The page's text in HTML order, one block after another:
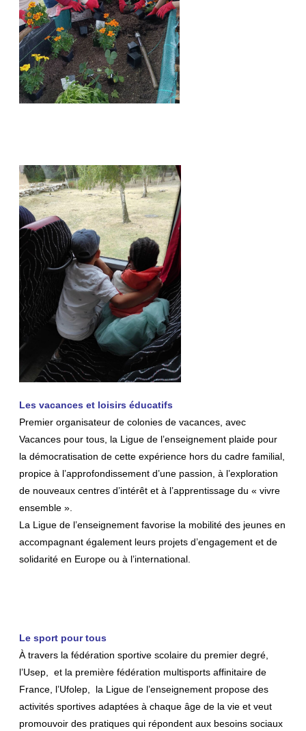
Les vacances et loisirs éducatifs
Premier organisateur de colonies de vacances, avec
Vacances pour tous, la Ligue de l’enseignement plaide pour
la démocratisation de cette expérience hors du cadre familial,
propice à l’approfondissement d’une passion, à l’exploration
de nouveaux centres d’intérêt et à l’apprentissage du « vivre
ensemble ».
La Ligue de l’enseignement favorise la mobilité des jeunes en
accompagnant également leurs projets d’engagement et de
solidarité en Europe ou à l’international.
Le sport pour tous
À travers la fédération sportive scolaire du premier degré,
l’Usep, et la première fédération multisports affinitaire de
France, l’Ufolep, la Ligue de l’enseignement propose des
activités sportives adaptées à chaque âge de la vie et veut
promouvoir des pratiques qui répondent aux besoins sociaux